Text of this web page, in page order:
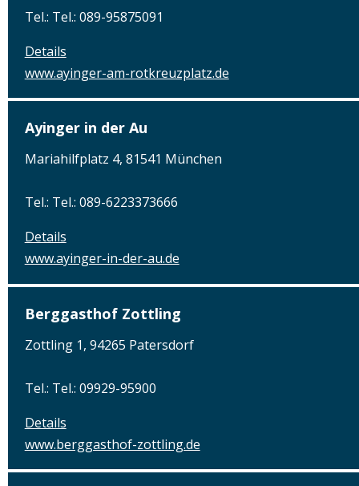
Tel.: Tel.: 089-95875091
Details
www.ayinger-am-rotkreuzplatz.de
Ayinger in der Au
Mariahilfplatz 4, 81541 München
Tel.: Tel.: 089-6223373666
Details
www.ayinger-in-der-au.de
Berggasthof Zottling
Zottling 1, 94265 Patersdorf
Tel.: Tel.: 09929-95900
Details
www.berggasthof-zottling.de